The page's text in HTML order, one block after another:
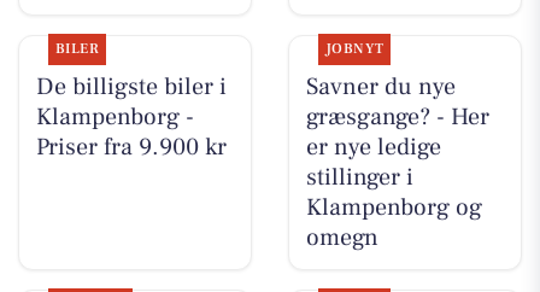
BILER
De billigste biler i
Klampenborg -
Priser fra 9.900 kr
JOBNYT
Savner du nye
græsgange? - Her
er nye ledige
stillinger i
Klampenborg og
omegn